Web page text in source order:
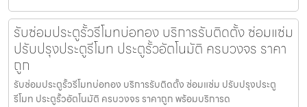
รับซ่อมประตูรั้วรีโมทบ่อทอง บริการรับติดตั้ง ซ่อมแซ่ม
ปรับปรุงประตูรีโมท ประตูรั้วอัตโนมัติ ครบวงจร ราคา
ถูก
รับซ่อมประตูรั้วรีโมทบ่อทอง บริการรับติดตั้ง ซ่อมแซ่ม ปรับปรุงประตู
รีโมท ประตูรั้วอัตโนมัติ ครบวงจร ราคาถูก พร้อมบริการด